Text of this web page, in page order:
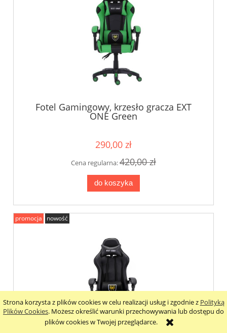
Strona korzysta z plików cookies w celu realizacji usług i zgodnie z Polityką
Plików Cookies. Możesz określić warunki przechowywania lub dostępu do
plików cookies w Twojej przeglądarce.
Fotel Gamingowy, krzesło gracza EXT
ONE Green
290,00 zł
Cena regularna:420,00 zł
do koszyka
promocja nowość